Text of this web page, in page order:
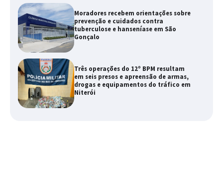
Moradores recebem orientações sobre
prevenção e cuidados contra
tuberculose e hanseníase em São
Gonçalo
Três operações do 12º BPM resultam
em seis presos e apreensão de armas,
drogas e equipamentos do tráfico em
Niterói